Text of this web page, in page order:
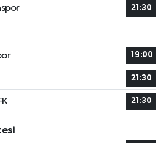
21:30
19:00
21:30
21:30